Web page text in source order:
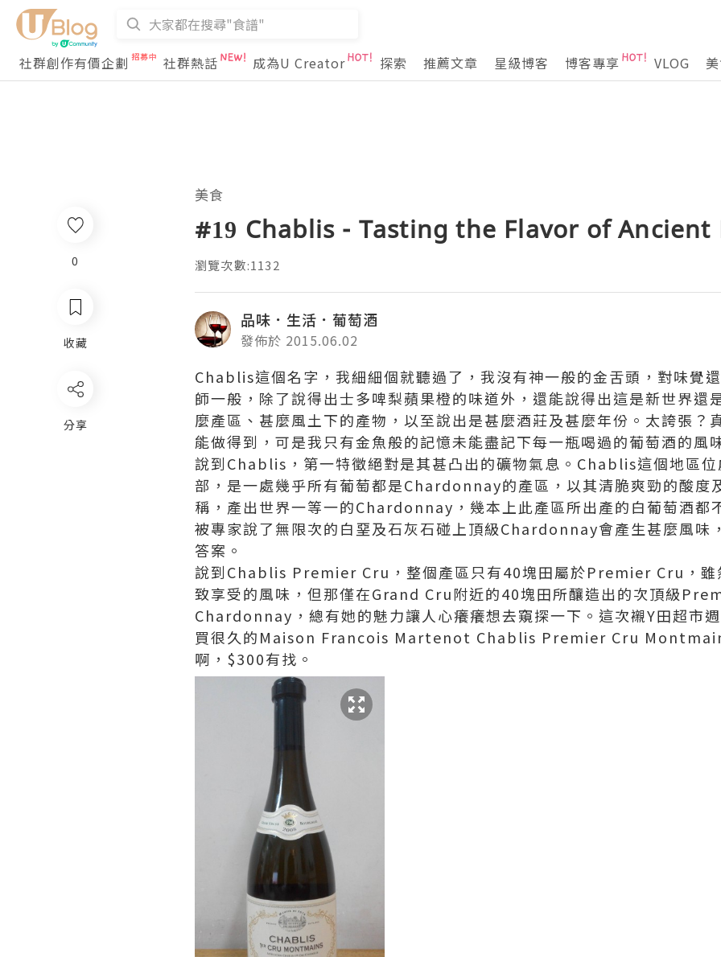
社群創作有價企劃 社群熱話 成為U Creator 探索 推薦文章 星級博客 博客專享 VLOG
美食
#19 Chablis - Tasting the Flavor of Ancient
瀏覽次數:1132
品味．生活．葡萄酒
發佈於 2015.06.02
Chablis這個名字，我細細個就聽過了，我沒有神一般的金舌頭，對味覺
師一般，除了說得出士多啤梨蘋果橙的味道外，還能說得出這是新世界還
麼產區、甚麼風土下的產物，以至說出是甚麼酒莊及甚麼年份。太誇張？
能做得到，可是我只有金魚般的記憶未能盡記下每一瓶喝過的葡萄酒的風
說到Chablis，第一特徵絕對是其甚凸出的礦物氣息。Chablis這個地區
部，是一處幾乎所有葡萄都是Chardonnay的產區，以其清脆爽勁的酸度
稱，產出世界一等一的Chardonnay，幾本上此產區所出產的白葡萄酒都
被專家說了無限次的白堊及石灰石碰上頂級Chardonnay會產生甚麼風味
答案。
說到Chablis Premier Cru，整個產區只有40塊田屬於Premier Cru，
致享受的風味，但那僅在Grand Cru附近的40塊田所釀造出的次頂級
Chardonnay，總有她的魅力讓人心癢癢想去窺探一下。這次襯Y田超市
買很久的Maison Francois Martenot Chablis Premier Cru
啊，$300有找。
0
收藏
分享